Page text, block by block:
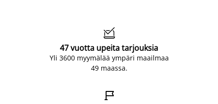

47 vuotta upeita tarjouksia
Yli 3600 myymälää ympäri maailmaa
49 maassa.
